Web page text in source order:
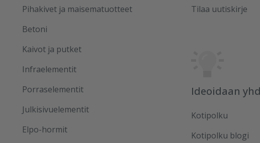
Pihakivet ja maisematuotteet
Betoni
Kaivot ja putket
Infraelementit
Porraselementit
Julkisivuelementit
Elpo-hormit
Tilaa uutiskirje
Ideoidaan
Kotipolku
Kotipolku blogi